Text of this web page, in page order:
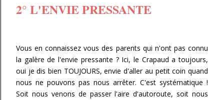
2° L'ENVIE PRESSANTE
Vous en connaissez vous des parents qui n'ont pas connu
la galère de l'envie pressante ? Ici, le Crapaud a toujours,
oui je dis bien TOUJOURS, envie d'aller au petit coin quand
nous ne pouvons pas nous arrêter. C'est systématique !
Soit nous venons de passer l'aire d'autoroute, soit nous